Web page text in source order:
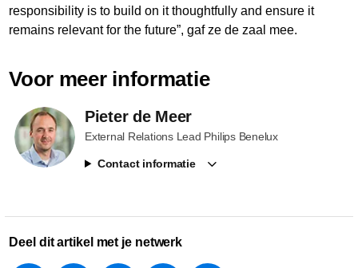
responsibility is to build on it thoughtfully and ensure it
remains relevant for the future”, gaf ze de zaal mee.
Voor meer informatie
Pieter de Meer
External Relations Lead Philips Benelux
Contact informatie
Deel dit artikel met je netwerk